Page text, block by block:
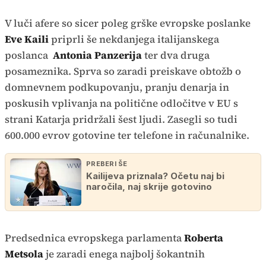
V luči afere so sicer poleg grške evropske poslanke
Eve Kailipriprli še nekdanjega italijanskega
poslanca Antonia Panzerijater dva druga
posameznika. Sprva so zaradi preiskave obtožb o
domnevnem podkupovanju, pranju denarja in
poskusih vplivanja na politične odločitve v EU s
strani Katarja pridržali šest ljudi. Zasegli so tudi
600.000 evrov gotovine ter telefone in računalnike.
PREBERI ŠE
Kailijeva priznala? Očetu naj bi
naročila, naj skrije gotovino
Predsednica evropskega parlamentaRoberta
Metsolaje zaradi enega najbolj šokantnih